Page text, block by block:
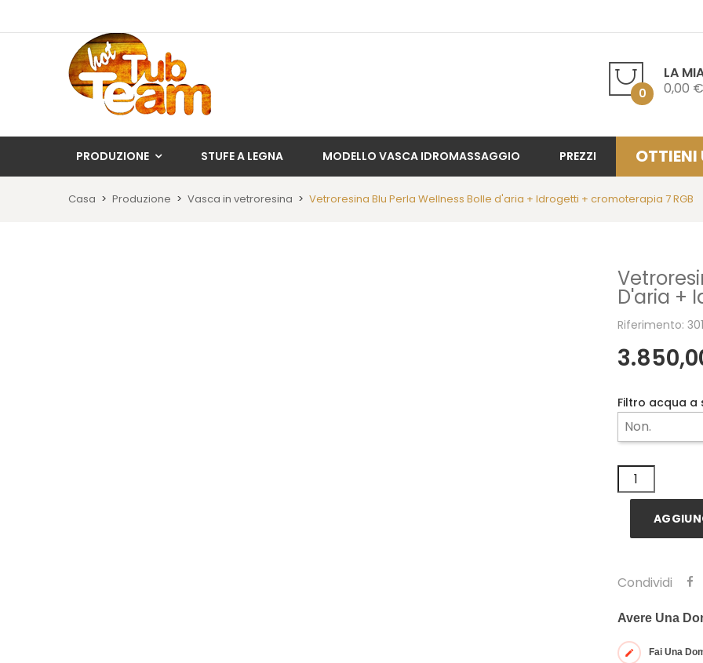
LA
0 0,00 €
PRODUZIONE STUFE A LEGNA MODELLO VASCA IDROMASSAGGIO PREZZI OTTIENI
Casa Produzione Vasca in vetroresina Vetroresina Blu Perla Wellness Bolle d'aria + Idrogetti + cromoterapia 7 RGB
D'aria +
Riferimento: 301
Filtro acqua a
Condividi
Avere Una
Fai Una